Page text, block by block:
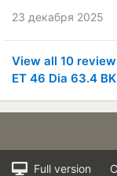
комплекте с
довольно
23 декабря 2025
View all 10
ET 46 Dia 63.4
Full version